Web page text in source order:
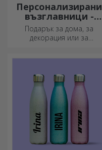
Персонализирани
възглавници -
голям формат
Подарък за дома, за
декорация или за
всеки повод.